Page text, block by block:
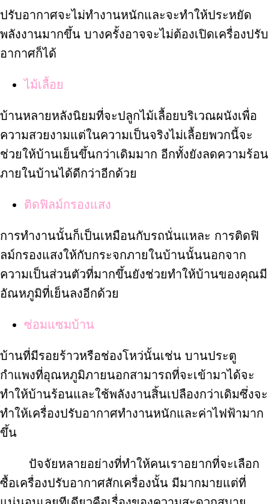
ปรับอากาศจะไม่ทำงานหนักและจะทำให้ประหยัด
พลังงานมากขึ้น บางครั้งอาจจะไม่ต้องเปิดเครื่องปรับ
อากาศก็ได้
ไม้เลื้อย
บ้านหลายหลังนิยมที่จะปลูกไม้เลื้อยบริเวณผนังเพื่อ
ความสวยงามแต่ในความเป็นจริงไม่เลื้อยพวกนี้จะ
ช่วยให้บ้านเย็นขึ้นกว่าเดิมมาก อีกทั้งยังลดความร้อน
ภายในบ้านได้ดีกว่าอีกด้วย
ติดฟิลม์กรองแสง
การทำงานนั้นก็เป็นเหมือนกับรถนั่นแหละ การติดฟิ
ลม์กรองแสงให้กับกระจกภายในบ้านนั้นนอกจาก
ความเป็นส่วนตัวที่มากขึ้นยังช่วยทำให้บ้านของคุณมี
อัณหภูมิที่เย็นลงอีกด้วย
ซ่อมแซมบ้าน
บ้านที่มีรอยร้าวหรือช่องโหว่นั้นเช่น บานประตู
กำแพงที่อุณหภูมิภายนอกสามารถที่จะเข้ามาได้จะ
ทำให้บ้านร้อนและใช้พลังงานสิ้นเปลืองกว่าเดิมซึ่งจะ
ทำให้เครื่องปรับอากาศทำงานหนักและค่าไฟฟ้ามาก
ขึ้น
ปัจจัยหลายอย่างที่ทำให้คนเราอยากที่จะเลือก
ซื้อเครื่องปรับอากาศสักเครื่องนั้น มีมากมายแต่ที่